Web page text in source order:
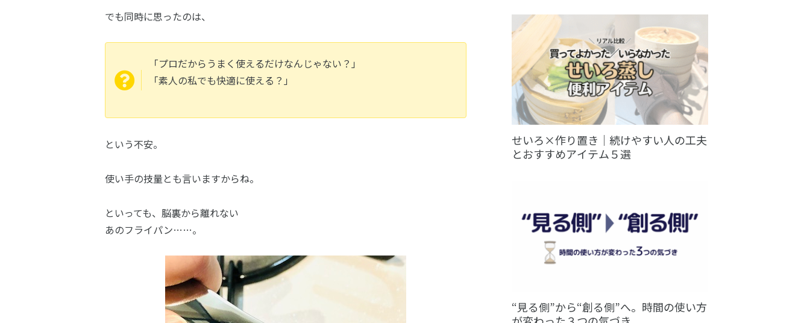
でも同時に思ったのは、
「プロだからうまく使えるだけなんじゃない？」
「素人の私でも快適に使える？」
という不安。
使い手の技量とも言いますからね。
といっても、脳裏から離れない
あのフライパン……。
せいろ×作り置き｜続けやすい人の工夫
とおすすめアイテム５選
“見る側”から“創る側”へ。時間の使い方